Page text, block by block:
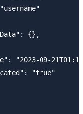
{},
"2023-09-
"true"